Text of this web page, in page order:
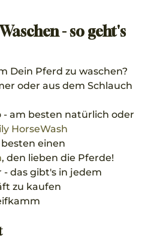
- so geht's
Dein Pferd zu waschen?
oder aus dem Schlauch
- am besten natürlich oder
HorseWash
einen
, den lieben die Pferde!
- das gibt's in jedem
zu kaufen